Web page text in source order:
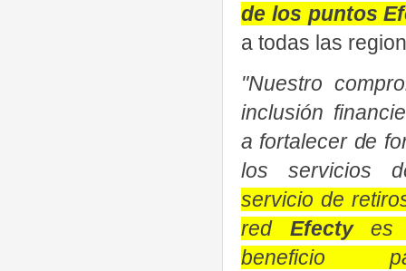
de los puntos
a todas las
"Nuestro
inclusión
a fortalecer de
los servicios
servicio de
red Efectyes
beneficio